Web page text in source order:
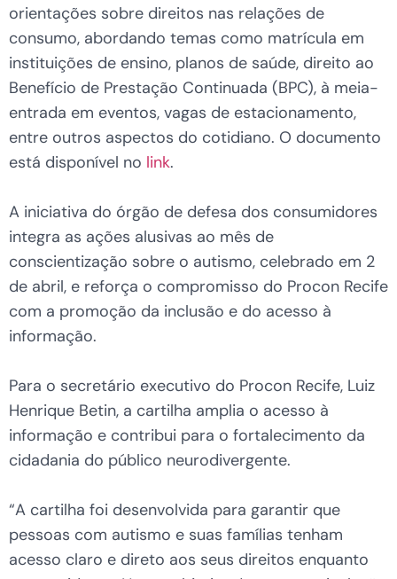
orientações sobre direitos nas relações de
consumo, abordando temas como matrícula em
instituições de ensino, planos de saúde, direito ao
Benefício de Prestação Continuada (BPC), à meia-
entrada em eventos, vagas de estacionamento,
entre outros aspectos do cotidiano. O documento
está disponível no link.
A iniciativa do órgão de defesa dos consumidores
integra as ações alusivas ao mês de
conscientização sobre o autismo, celebrado em 2
de abril, e reforça o compromisso do Procon Recife
com a promoção da inclusão e do acesso à
informação.
Para o secretário executivo do Procon Recife, Luiz
Henrique Betin, a cartilha amplia o acesso à
informação e contribui para o fortalecimento da
cidadania do público neurodivergente.
“A cartilha foi desenvolvida para garantir que
pessoas com autismo e suas famílias tenham
acesso claro e direto aos seus direitos enquanto